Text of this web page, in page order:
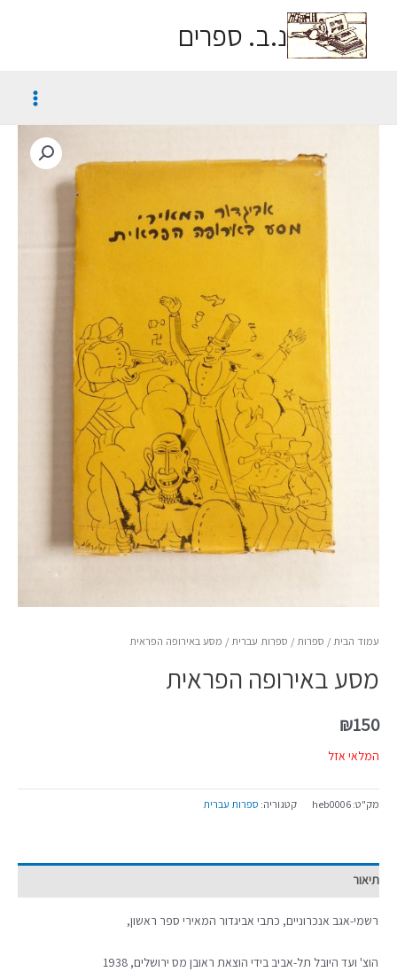
נ.ב. ספרים
עמוד הבית / ספרות / ספרות עברית / מסע באירופה הפראית
מסע באירופה הפראית
₪150
המלאי אזל
מק"ט:heb0006 קטגוריה: ספרות עברית
תיאור
רשמי-אגב אנכרוניים, כתבי אביגדור המאירי ספר ראשון,
הוצ' ועד היובל תל-אביב בידי הוצאת ראובן מס ירושלים, 1938